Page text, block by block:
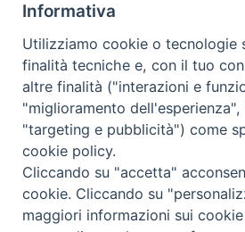
Informativa
Utilizziamo cookie o tecnologie
finalità tecniche e, con il tuo
altre finalità ("interazioni e
"miglioramento
"targeting e pubblicità") come
cookie policy.
Cliccando su "accetta"
cookie. Cliccando su
maggiori informazioni sui